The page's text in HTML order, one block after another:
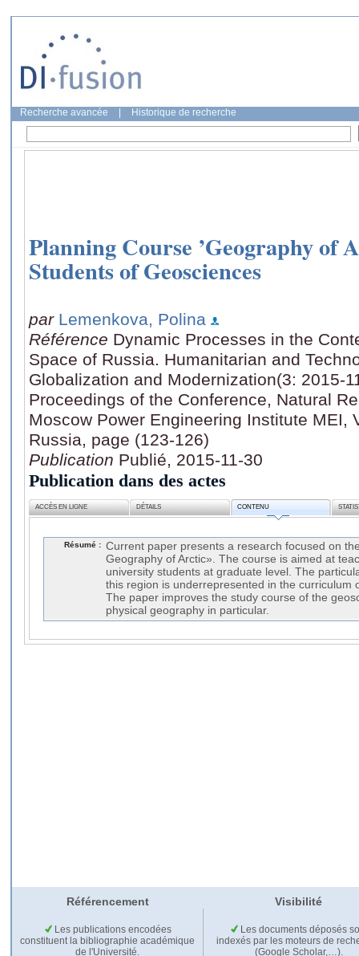
Recherche avancée Historique de recherche
Planning Course ’Geography of
Students of Geosciences
par Lemenkova, Polina
Référence Dynamic Processes in the
Space of Russia. Humanitarian and
Globalization and Modernization(3: 2015-
Proceedings of the Conference, Natural
Moscow Power Engineering Institute MEI,
Russia, page (123-126)
Publication Publié, 2015-11-30
Publication dans des actes
ACCÈS EN LIGNE DÉTAILS CONTENU
Résumé : Current paper presents a research focused on
Geography of Arctic». The course is aimed at
university students at graduate level. The
this region is underrepresented in the curriculum
The paper improves the study course of the
physical geography in particular.
Référencement Visibilité
Les publications encodées
constituent la bibliographie académique
de l'Université.
Les documents déposés
indexés par les moteurs de
(Google Scholar,…).